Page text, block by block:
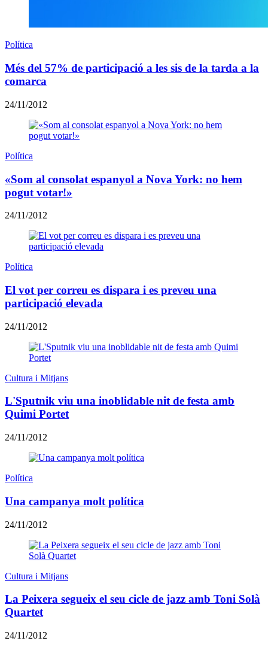
Política
Més del 57% de participació a les sis de la tarda a la
comarca
24/11/2012
Política
«Som al consolat espanyol a Nova York: no hem
pogut votar!»
24/11/2012
Política
El vot per correu es dispara i es preveu una
participació elevada
24/11/2012
Cultura i Mitjans
L'Sputnik viu una inoblidable nit de festa amb
Quimi Portet
24/11/2012
Política
Una campanya molt política
24/11/2012
Cultura i Mitjans
La Peixera segueix el seu cicle de jazz amb Toni Solà
Quartet
24/11/2012